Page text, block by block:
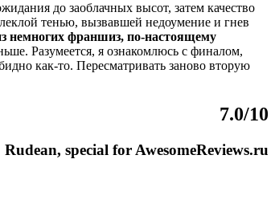
до заоблачных высот, затем качество
тенью, вызвавшей недоумение и гнев
немногих франшиз, по-настоящему
Разумеется, я ознакомлюсь с финалом,
как-то. Пересматривать заново вторую
7.0/10
Rudean, special for AwesomeReviews.ru